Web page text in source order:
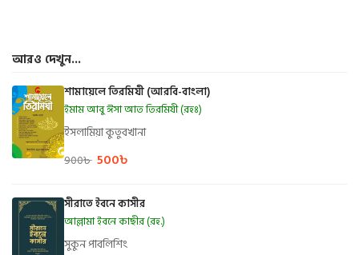
আরও দেখুন...
শামায়েলে তিরমিযী (আরবি-বাংলা)
ইমাম আবু ঈসা আত তিরমিযী (রহঃ)
ইসলামিয়া কুতুবখানা
900৳ 500৳
সীরাতে ইবনে কাসীর
আল্লামা ইবনে কাছীর (রহ.)
সুকুন পাবলিশিং